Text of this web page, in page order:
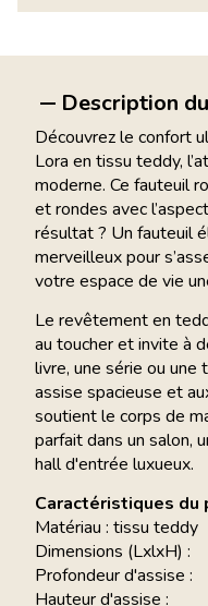
Description
Découvrez le confort
Lora en tissu teddy,
moderne. Ce fauteuil
et rondes avec
résultat ? Un fauteuil
merveilleux pour
votre espace de vie
Le revêtement en
au toucher et invite à
livre, une série ou une
assise spacieuse et
soutient le corps de
parfait dans un salon,
hall d'entrée luxueux.
Caractéristiques du
Matériau : tissu teddy
Dimensions (LxlxH) :
Profondeur d'assise :
Hauteur d'assise :